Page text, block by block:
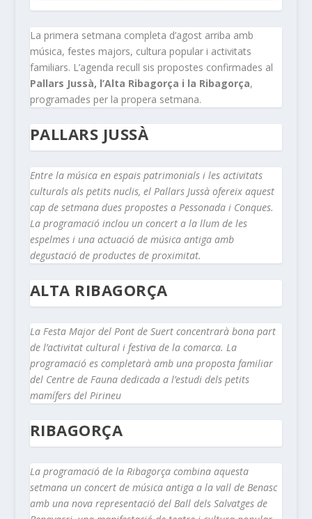
La primera setmana completa d’agost arriba amb
música, festes majors, cultura popular i activitats
familiars. L’agenda recull sis propostes confirmades al
Pallars Jussà, l’Alta Ribagorça i la Ribagorça,
programades per la propera setmana.
PALLARS JUSSÀ
Entre la música en espais patrimonials i les activitats
culturals als petits nuclis, el Pallars Jussà ofereix aquest
cap de setmana dues propostes a Pessonada i Conques.
La programació inclou un concert a la llum de les
espelmes i una actuació de música antiga amb
degustació de productes de proximitat.
ALTA RIBAGORÇA
La Festa Major del Pont de Suert concentrarà bona part
de l’activitat cultural i festiva de la comarca. La
programació es completarà amb una proposta familiar
del Centre de Fauna dedicada a l’estudi dels petits
mamífers del Pirineu
RIBAGORÇA
La programació de la Ribagorça combina aquesta
setmana un concert de música antiga a la vall de Benasc
amb una nova representació del Ball dels Salvatges de